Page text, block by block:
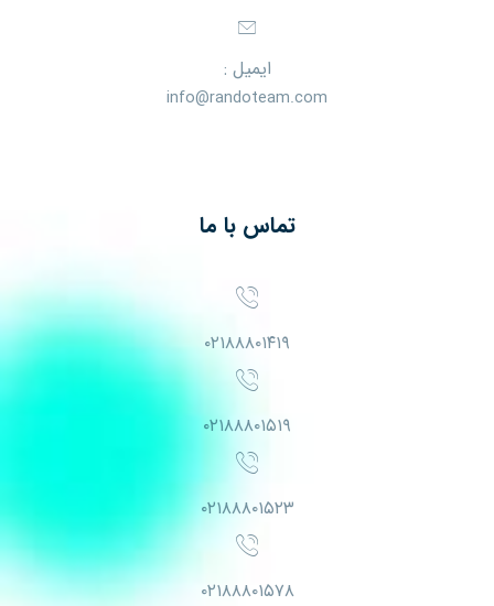
ایمیل :
info@randoteam.com
تماس با ما
۰۲۱۸۸۸۰۱۴۱۹
۰۲۱۸۸۸۰۱۵۱۹
۰۲۱۸۸۸۰۱۵۲۳
۰۲۱۸۸۸۰۱۵۷۸